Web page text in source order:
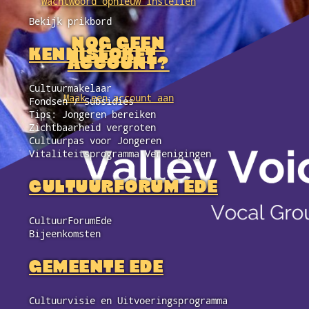
NOG GEEN
ACCOUNT?
Maak een account aan
Bekijk prikbord
KENNISLOKET
Cultuurmakelaar
Fondsen / Subsidies
Tips: Jongeren bereiken
Zichtbaarheid vergroten
Cultuurpas voor Jongeren
Vitaliteitsprogramma Verenigingen
CULTUURFORUM EDE
CultuurForumEde
Bijeenkomsten
GEMEENTE EDE
Cultuurvisie en Uitvoeringsprogramma